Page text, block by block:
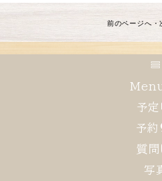
前のページへ ・
奈良県生駒郡安
0743-
対応地域：
年中
電話受付時間
予定
予約
質問
写